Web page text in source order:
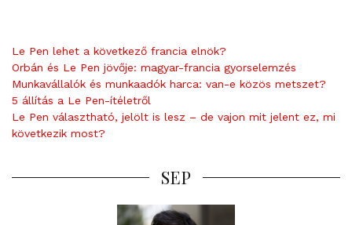
Le Pen lehet a következő francia elnök?
Orbán és Le Pen jövője: magyar-francia gyorselemzés
Munkavállalók és munkaadók harca: van-e közös metszet?
5 állítás a Le Pen-ítéletről
Le Pen választható, jelölt is lesz – de vajon mit jelent ez, mi
következik most?
SEP